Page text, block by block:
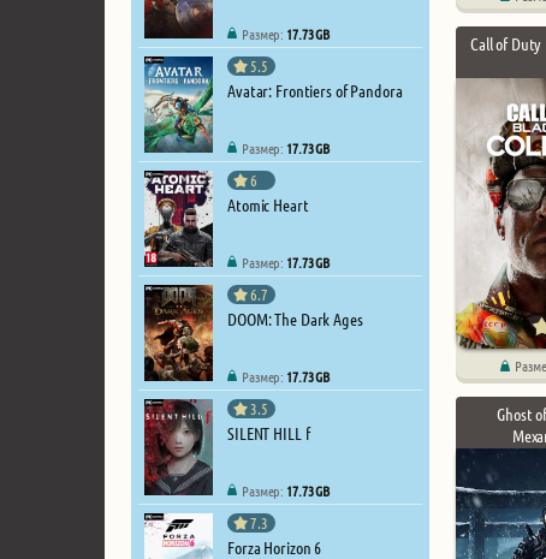
Размер: 17.73 GB
5.5
Avatar: Frontiers of Pandora
Размер: 17.73 GB
6
Atomic Heart
Размер: 17.73 GB
6.7
DOOM: The Dark Ages
Размер: 17.73 GB
3.5
SILENT HILL f
Размер: 17.73 GB
7.3
Forza Horizon 6
Call of Duty
Ghost